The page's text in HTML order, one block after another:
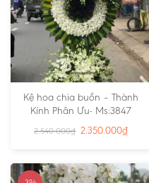
Kệ hoa chia buồn – Thành
Kính Phân Ưu- Ms:3847
2.540.000₫ 2.350.000₫